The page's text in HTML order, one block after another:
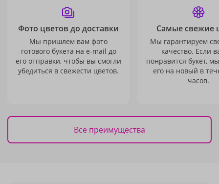
Фото цветов до доставки
Мы пришлем вам фото
готового букета на e-mail до
его отправки, чтобы вы смогли
убедиться в свежести цветов.
Самые свежие
Мы гарантируем
качество. Если
понравится букет,
его на новый в
часов.
Все преимущества